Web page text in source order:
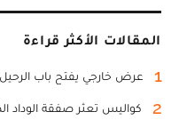
المقالات الأكثر قراءة
1 عرض خارجي يفتح باب الرحيل
2 كواليس تعثر صفقة